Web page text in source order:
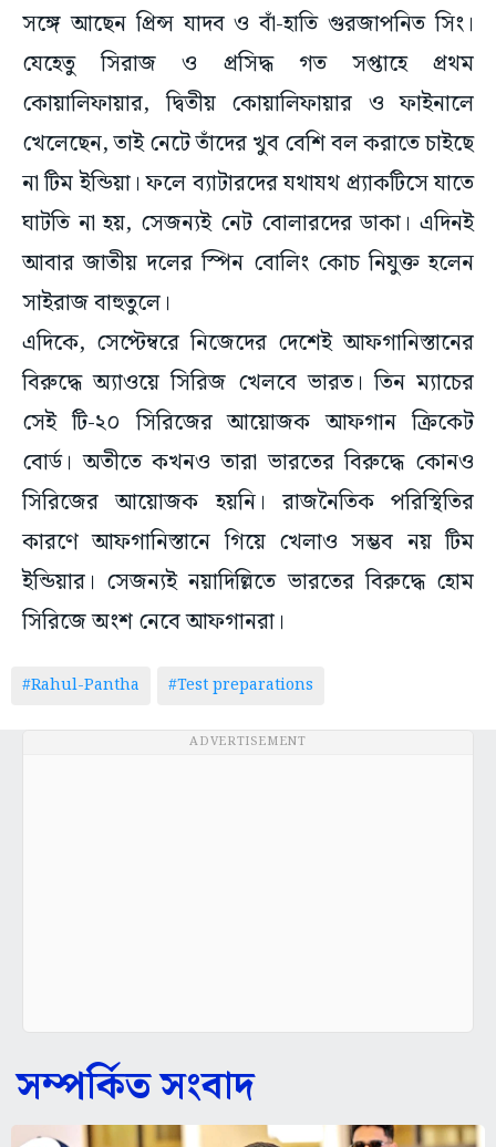
সঙ্গে আছেন প্রিন্স যাদব ও বাঁ-হাতি গুরজাপনিত সিং।
যেহেতু সিরাজ ও প্রসিদ্ধ গত সপ্তাহে প্রথম
কোয়ালিফায়ার, দ্বিতীয় কোয়ালিফায়ার ও ফাইনালে
খেলেছেন, তাই নেটে তাঁদের খুব বেশি বল করাতে চাইছে
না টিম ইন্ডিয়া। ফলে ব্যাটারদের যথাযথ প্র্যাকটিসে যাতে
ঘাটতি না হয়, সেজন্যই নেট বোলারদের ডাকা। এদিনই
আবার জাতীয় দলের স্পিন বোলিং কোচ নিযুক্ত হলেন
সাইরাজ বাহুতুলে।
এদিকে, সেপ্টেম্বরে নিজেদের দেশেই আফগানিস্তানের
বিরুদ্ধে অ্যাওয়ে সিরিজ খেলবে ভারত। তিন ম্যাচের
সেই টি-২০ সিরিজের আয়োজক আফগান ক্রিকেট
বোর্ড। অতীতে কখনও তারা ভারতের বিরুদ্ধে কোনও
সিরিজের আয়োজক হয়নি। রাজনৈতিক পরিস্থিতির
কারণে আফগানিস্তানে গিয়ে খেলাও সম্ভব নয় টিম
ইন্ডিয়ার। সেজন্যই নয়াদিল্লিতে ভারতের বিরুদ্ধে হোম
সিরিজে অংশ নেবে আফগানরা।
#Rahul-Pantha #Test preparations
ADVERTISEMENT
সম্পর্কিত সংবাদ